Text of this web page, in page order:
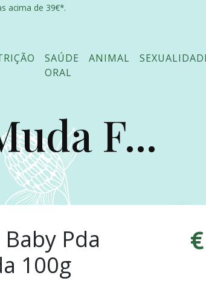
acima de 39€*.
SAÚDE
ORAL
ANIMAL
F...
Pda
100g